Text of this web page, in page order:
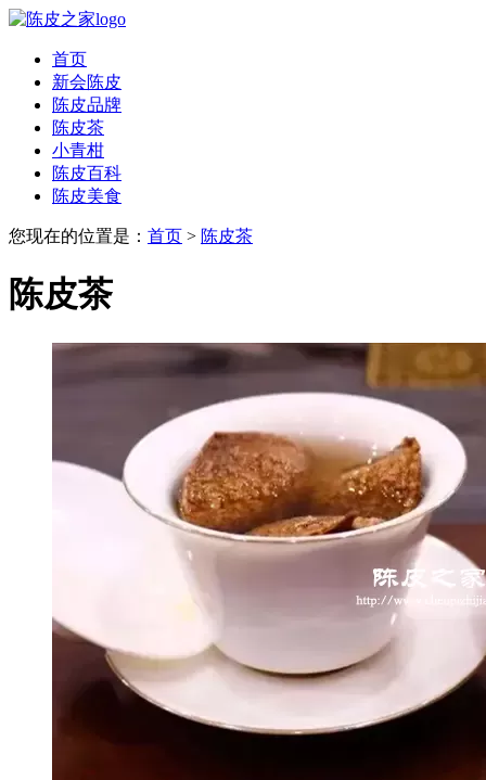
首页
新会陈皮
陈皮品牌
陈皮茶
小青柑
陈皮百科
陈皮美食
您现在的位置是： 首页 > 陈皮茶
陈皮茶